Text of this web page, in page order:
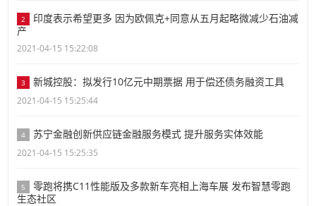
2
印度表示希望更多 因为欧佩克+同意从五月起略微减少石油减
产
2021-04-15 15:22:08
3 新城控股：拟发行10亿元中期票据 用于偿还债务融资工具
2021-04-15 15:25:44
4 苏宁金融创新供应链金融服务模式 提升服务实体效能
2021-04-15 15:25:35
5
零跑将携C11性能版及多款新车亮相上海车展 发布智慧零跑
生态社区